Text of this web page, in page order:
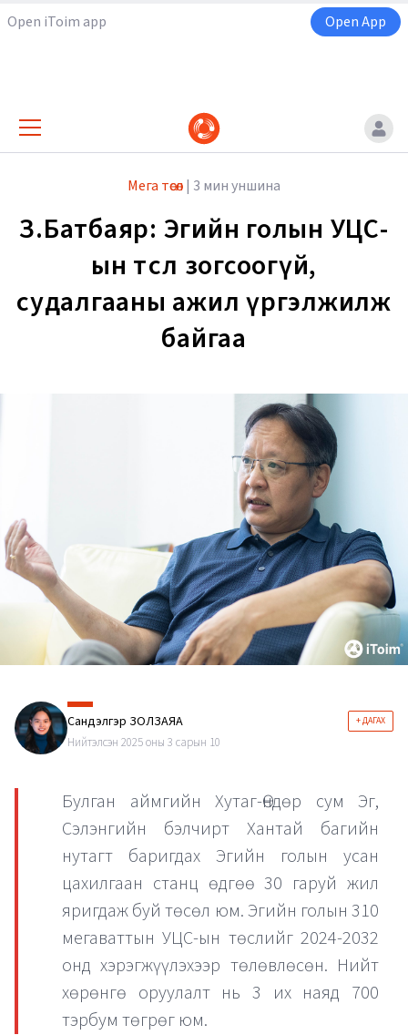
Open iToim app Open App
Мега төсөл| 3 мин уншина
З.Батбаяр: Эгийн голын УЦС-
ын төсөл зогсоогүй,
судалгааны ажил үргэлжилж
байгаа
Сандэлгэр ЗОЛЗАЯА + ДАГАХ
Нийтэлсэн 2025 оны 3 сарын 10
Булган аймгийн Хутаг-Өндөр сум Эг,
Сэлэнгийн бэлчирт Хантай багийн
нутагт баригдах Эгийн голын усан
цахилгаан станц өдгөө 30 гаруй жил
яригдаж буй төсөл юм. Эгийн голын 310
мегаваттын УЦС-ын төслийг 2024-2032
онд хэрэгжүүлэхээр төлөвлөсөн. Нийт
хөрөнгө оруулалт нь 3 их наяд 700
тэрбум төгрөг юм.